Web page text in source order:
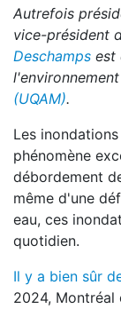
Autrefois
vice-président
Deschamps est
(UQAM).
Les
phénomène
débordement
même d'une
eau, ces
quotidien.
Il y a bien sûr
2024, Montréal